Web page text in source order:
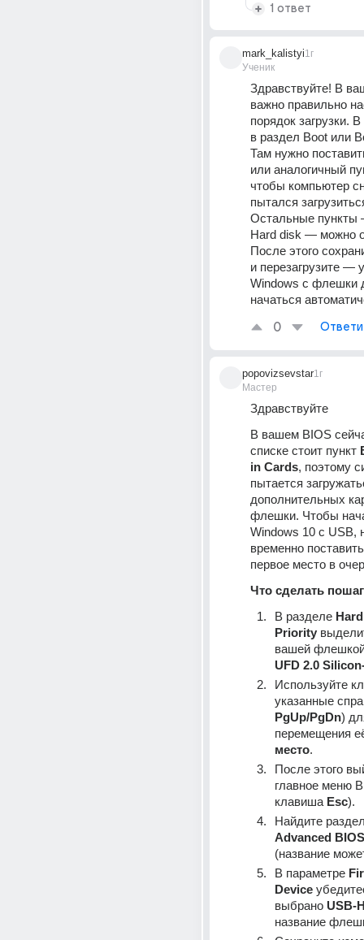
1 ответ
mark_kalistyi
Ученик
1г
Здравствуйте! В
важно правильно
порядок загрузки.
в раздел Boot или
Там нужно
или аналогичный
чтобы компьютер
пытался
Остальные пункты
Hard disk — можно
После этого
и перезагрузите —
Windows с флешки
начаться
0
popovizsevstar
Мастер
1г
Здравствуйте
В вашем BIOS
списке стоит пункт
in Cards, поэтому
пытается
дополнительных
флешки. Чтобы
Windows 10 с USB,
временно
первое место в
Что сделать
В разделе
Priority
вашей
UFD 2.0
Используйте
указанные
PgUp/PgDn)
перемещения
место.
После этого
главное меню
клавиша Esc).
Найдите
Advanced
(название
В параметре
Device
выбрано USB-
название